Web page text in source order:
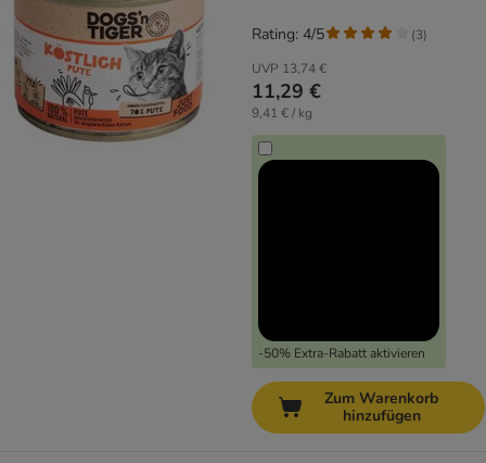
UVP 13,74 €
11,29 €
9,41 € / kg
-50% Extra-Rabatt aktivieren
Rating: 4/5 (3)
Zum Warenkorb
hinzufügen